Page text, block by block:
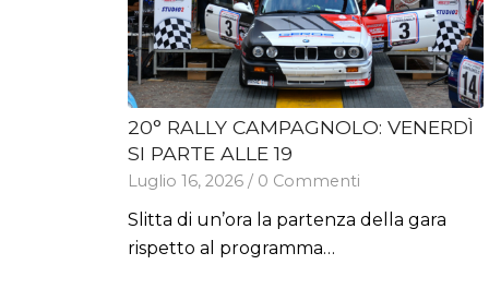
20° RALLY CAMPAGNOLO: VENERDÌ
SI PARTE ALLE 19
Luglio 16, 2026 / 0 Commenti
Slitta di un’ora la partenza della gara
rispetto al programma…
PRESENTATO IL 20° RALLY
CAMPAGNOLO
Luglio 13, 2026 / 0 Commenti
Nella sala riunioni del Comune di Isola
Vicentina è stata presentata…